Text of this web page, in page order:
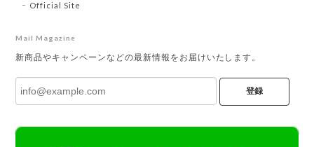
Official Site
Mail Magazine
新商品やキャンペーンなどの最新情報をお届けいたします。
登録